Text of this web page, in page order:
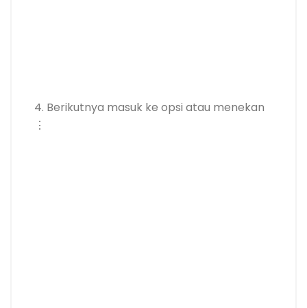
4. Berikutnya masuk ke opsi atau menekan
⋮